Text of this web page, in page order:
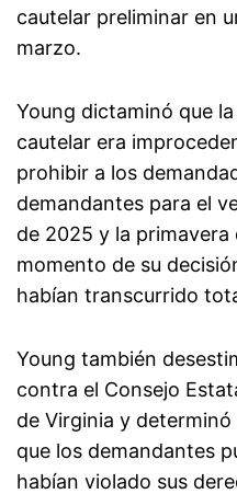
cautelar preliminar en
marzo.
Young dictaminó que
cautelar era
prohibir a los
demandantes para el
de 2025 y la primavera
momento de su
habían transcurrido
Young también
contra el Consejo
de Virginia y
que los demandantes
habían violado sus